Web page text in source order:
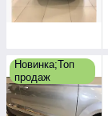
Новинка;Топ
продаж